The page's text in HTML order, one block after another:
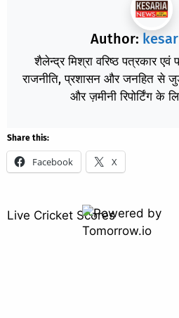
Author:
शैलेन्द्र मिश्रा वरिष्ठ पत्रकार
राजनीति, प्रशासन और जनहित से जुड़े
और ज़मीनी रिपोर्टिंग के
Share this:
Facebook X
Live Cricket Scores